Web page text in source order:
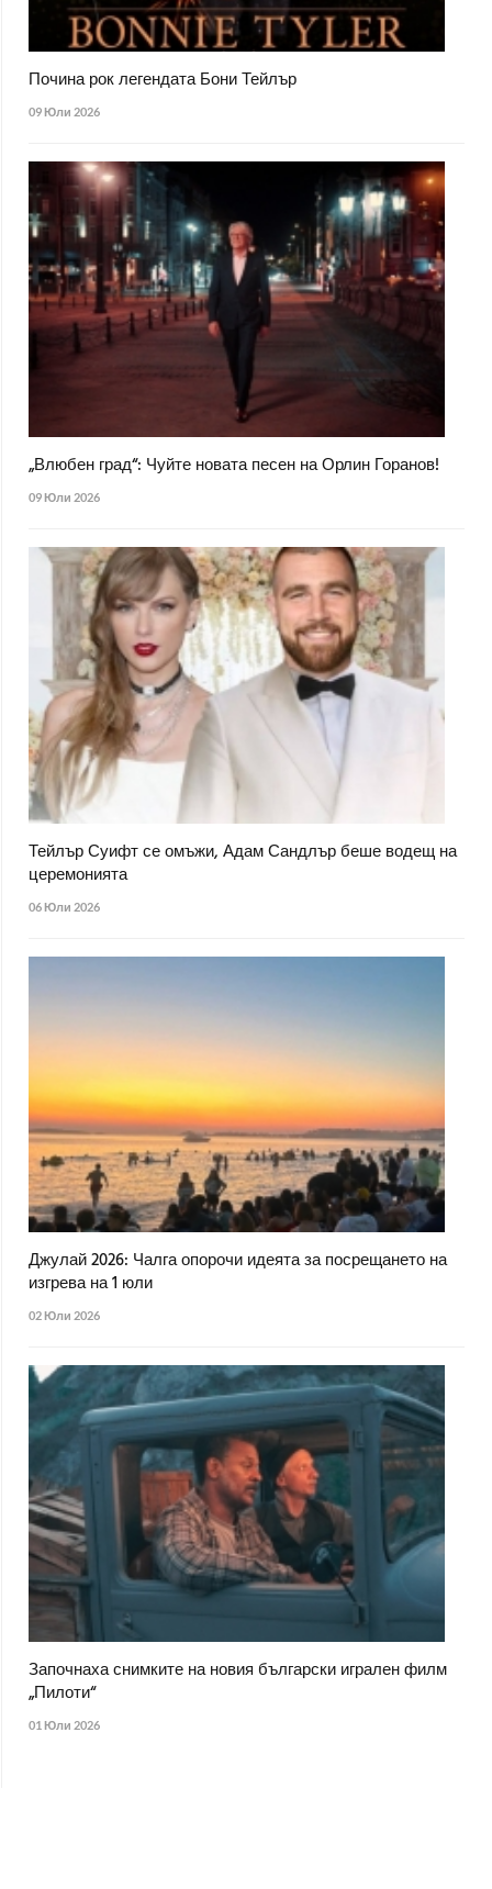
Почина рок легендата Бони Тейлър
09 Юли 2026
„Влюбен град“: Чуйте новата песен на Орлин Горанов!
09 Юли 2026
Тейлър Суифт се омъжи, Адам Сандлър беше водещ на
церемонията
06 Юли 2026
Джулай 2026: Чалга опорочи идеята за посрещането на
изгрева на 1 юли
02 Юли 2026
Започнаха снимките на новия български игрален филм
„Пилоти“
01 Юли 2026